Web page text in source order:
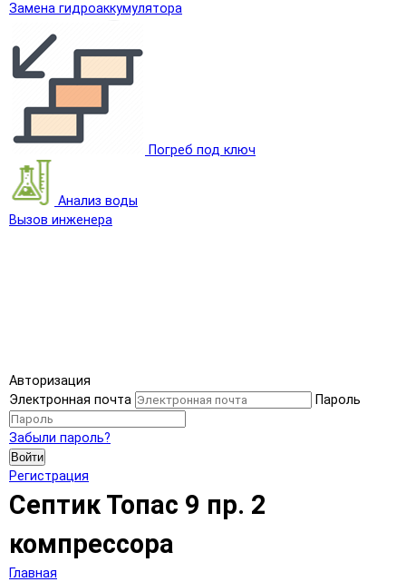
Замена гидроаккумулятора
Погреб под ключ
Анализ воды
Вызов инженера
Авторизация
Электронная почта
Пароль
Забыли пароль?
Войти
Регистрация
Септик Топас 9 пр. 2
компрессора
Главная